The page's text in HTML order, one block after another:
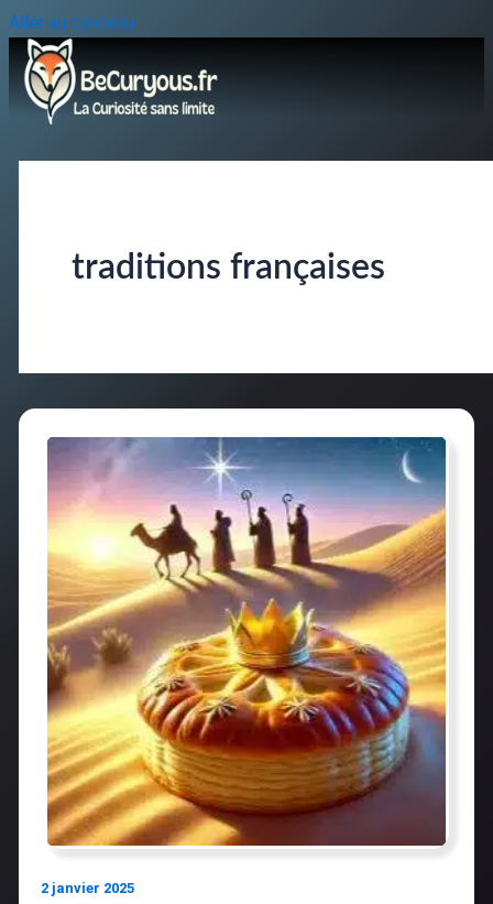
Aller au contenu
traditions françaises
2 janvier 2025